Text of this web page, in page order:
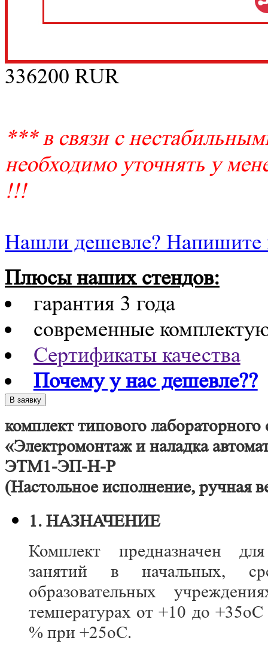
336200 RUR
*** в связи с
необходимо уточнять у
!!!
Нашли дешевле?
Плюсы наших стендов:
гарантия 3 года
современные
Сертификаты качества
Почему у нас дешевле??
комплект типового
«Электромонтаж и наладка
ЭТМ1-ЭП-Н-Р
(Настольное исполнение, ручная
1. НАЗНАЧЕНИЕ
Комплект предназначен
занятий в начальных,
образовательных
температурах от +10 до
% при +25оС.